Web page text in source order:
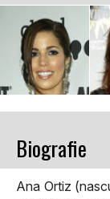
Biografie
Ana Ortiz